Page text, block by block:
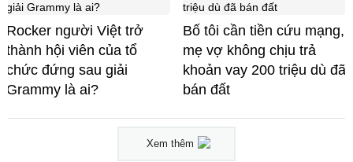
Rocker người Việt trở
thành hội viên của tổ
chức đứng sau giải
Grammy là ai?
Bố tôi cần tiền cứu mạng,
mẹ vợ không chịu trả
khoản vay 200 triệu dù đã
bán đất
Xem thêm